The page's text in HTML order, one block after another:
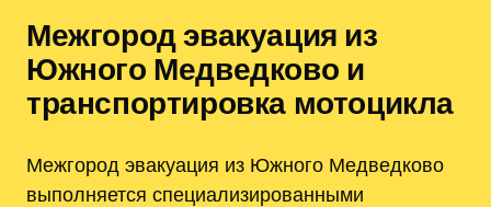
Межгород эвакуация из
Южного Медведково и
транспортировка мотоцикла
Межгород эвакуация из Южного Медведково
выполняется специализированными